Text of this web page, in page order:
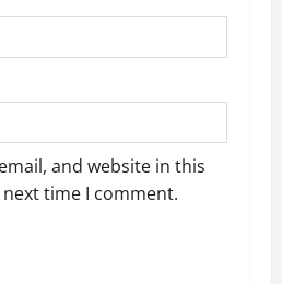
and website in this
time I comment.